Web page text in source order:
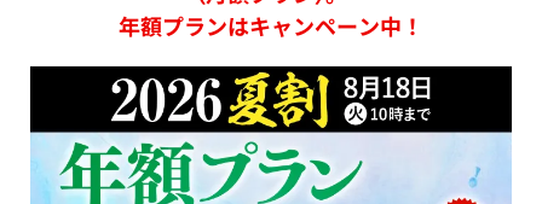
年額プランはキャンペーン中！